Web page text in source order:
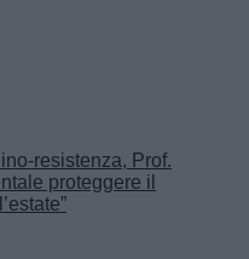
resistenza, Prof.
proteggere il